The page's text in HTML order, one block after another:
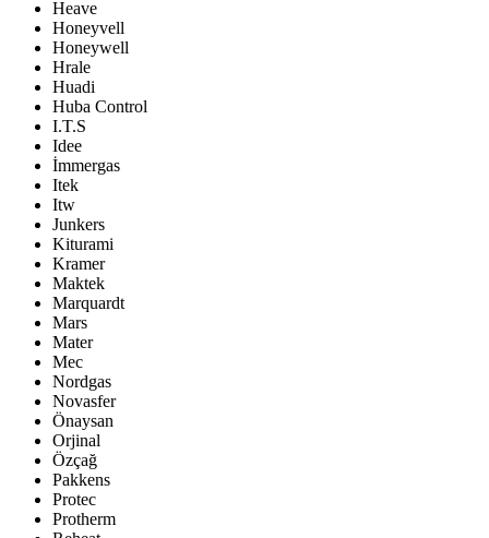
Heave
Honeyvell
Honeywell
Hrale
Huadi
Huba Control
I.T.S
Idee
İmmergas
Itek
Itw
Junkers
Kiturami
Kramer
Maktek
Marquardt
Mars
Mater
Mec
Nordgas
Novasfer
Önaysan
Orjinal
Özçağ
Pakkens
Protec
Protherm